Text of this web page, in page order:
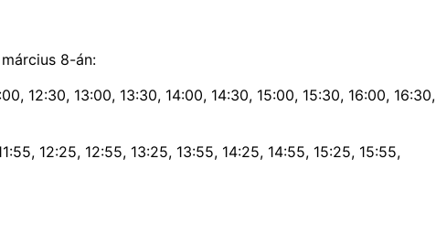
8-án:
13:00, 13:30, 14:00, 14:30, 15:00, 15:30, 16:00, 16:30,
12:25, 12:55, 13:25, 13:55, 14:25, 14:55, 15:25, 15:55,